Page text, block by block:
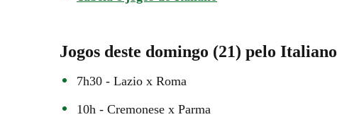
Jogos deste domingo (21) pelo Italiano
7h30 - Lazio x Roma
10h - Cremonese x Parma